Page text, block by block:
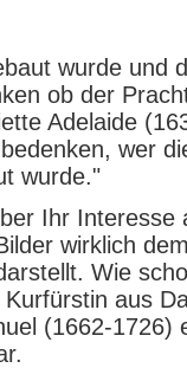
wurde und
ob der
Adelaide
wer
wurde."
Ihr
wirklich
Wie
aus
(1662-1726)